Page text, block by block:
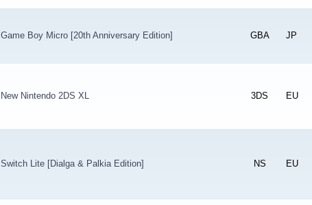
Game Boy Micro [20th Anniversary Edition] GBA JP
New Nintendo 2DS XL 3DS EU
Switch Lite [Dialga & Palkia Edition] NS EU